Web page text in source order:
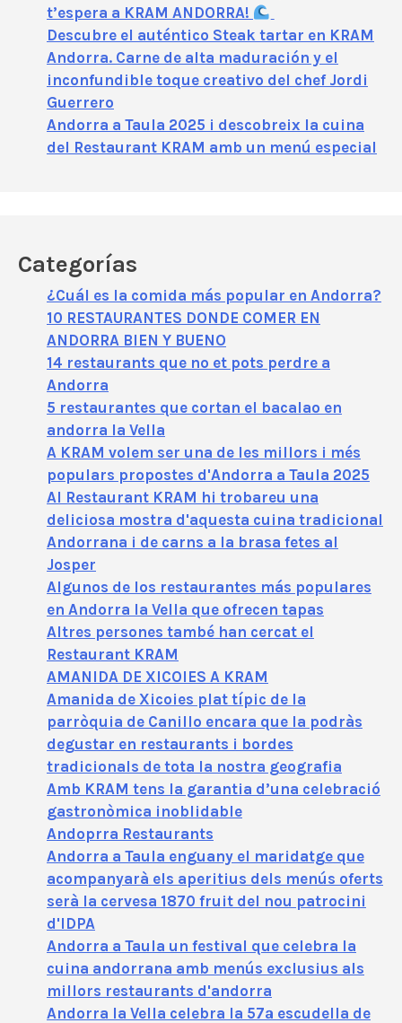
t’espera a KRAM ANDORRA!
Descubre el auténtico Steak tartar en KRAM
Andorra. Carne de alta maduración y el
inconfundible toque creativo del chef Jordi
Guerrero
Andorra a Taula 2025 i descobreix la cuina
del Restaurant KRAM amb un menú especial
Categorías
¿Cuál es la comida más popular en Andorra?
10 RESTAURANTES DONDE COMER EN
ANDORRA BIEN Y BUENO
14 restaurants que no et pots perdre a
Andorra
5 restaurantes que cortan el bacalao en
andorra la Vella
A KRAM volem ser una de les millors i més
populars propostes d'Andorra a Taula 2025
Al Restaurant KRAM hi trobareu una
deliciosa mostra d'aquesta cuina tradicional
Andorrana i de carns a la brasa fetes al
Josper
Algunos de los restaurantes más populares
en Andorra la Vella que ofrecen tapas
Altres persones també han cercat el
Restaurant KRAM
AMANIDA DE XICOIES A KRAM
Amanida de Xicoies plat típic de la
parròquia de Canillo encara que la podràs
degustar en restaurants i bordes
tradicionals de tota la nostra geografia
Amb KRAM tens la garantia d’una celebració
gastronòmica inoblidable
Andoprra Restaurants
Andorra a Taula enguany el maridatge que
acompanyarà els aperitius dels menús oferts
serà la cervesa 1870 fruit del nou patrocini
d'IDPA
Andorra a Taula un festival que celebra la
cuina andorrana amb menús exclusius als
millors restaurants d'andorra
Andorra la Vella celebra la 57ª escudella de